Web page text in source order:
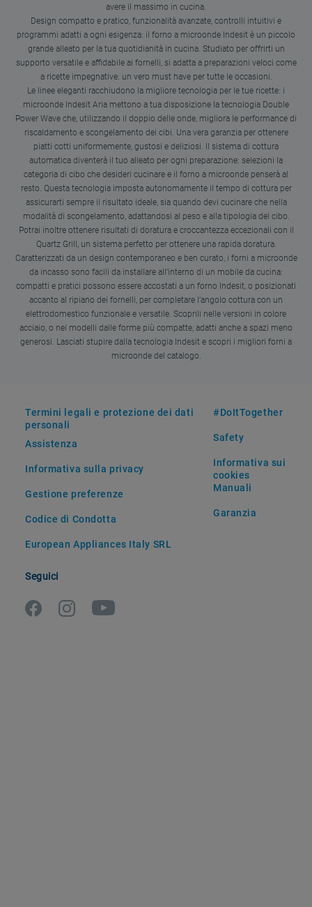
avere il massimo in cucina.
Design compatto e pratico, funzionalità avanzate, controlli intuitivi e
programmi adatti a ogni esigenza: il forno a microonde Indesit è un piccolo
grande alleato per la tua quotidianità in cucina. Studiato per offrirti un
supporto versatile e affidabile ai fornelli, si adatta a preparazioni veloci come
a ricette impegnative: un vero must have per tutte le occasioni.
Le linee eleganti racchiudono la migliore tecnologia per le tue ricette: i
microonde Indesit Aria mettono a tua disposizione la tecnologia Double
Power Wave che, utilizzando il doppio delle onde, migliora le performance di
riscaldamento e scongelamento dei cibi. Una vera garanzia per ottenere
piatti cotti uniformemente, gustosi e deliziosi. Il sistema di cottura
automatica diventerà il tuo alleato per ogni preparazione: selezioni la
categoria di cibo che desideri cucinare e il forno a microonde penserà al
resto. Questa tecnologia imposta autonomamente il tempo di cottura per
assicurarti sempre il risultato ideale, sia quando devi cucinare che nella
modalità di scongelamento, adattandosi al peso e alla tipologia del cibo.
Potrai inoltre ottenere risultati di doratura e croccantezza eccezionali con il
Quartz Grill, un sistema perfetto per ottenere una rapida doratura.
Caratterizzati da un design contemporaneo e ben curato, i forni a microonde
da incasso sono facili da installare all’interno di un mobile da cucina:
compatti e pratici possono essere accostati a un forno Indesit, o posizionati
accanto al ripiano dei fornelli, per completare l’angolo cottura con un
elettrodomestico funzionale e versatile. Scoprili nelle versioni in colore
acciaio, o nei modelli dalle forme più compatte, adatti anche a spazi meno
generosi. Lasciati stupire dalla tecnologia Indesit e scopri i migliori forni a
microonde del catalogo.
Termini legali e protezione dei dati
personali
Assistenza
Informativa sulla privacy
Gestione preferenze
Codice di Condotta
European Appliances Italy SRL
#DoItTogether
Safety
Informativa sui
cookies
Manuali
Garanzia
Seguici